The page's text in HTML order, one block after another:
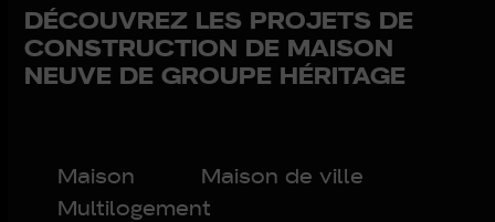
DÉCOUVREZ LES PROJETS DE
CONSTRUCTION DE MAISON
NEUVE DE GROUPE HÉRITAGE
Maison
Maison de ville
Multilogement